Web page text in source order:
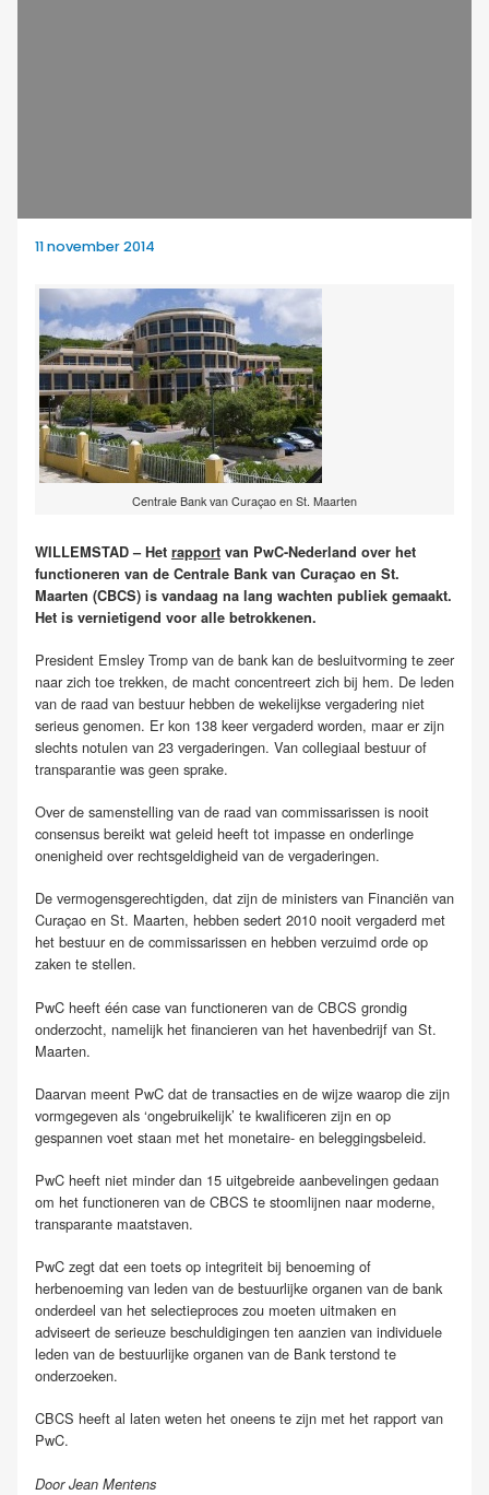
11 november 2014
Centrale Bank van Curaçao en St. Maarten
WILLEMSTAD – Het rapport van PwC-Nederland over het
functioneren van de Centrale Bank van Curaçao en St.
Maarten (CBCS) is vandaag na lang wachten publiek gemaakt.
Het is vernietigend voor alle betrokkenen.
President Emsley Tromp van de bank kan de besluitvorming te zeer
naar zich toe trekken, de macht concentreert zich bij hem. De leden
van de raad van bestuur hebben de wekelijkse vergadering niet
serieus genomen. Er kon 138 keer vergaderd worden, maar er zijn
slechts notulen van 23 vergaderingen. Van collegiaal bestuur of
transparantie was geen sprake.
Over de samenstelling van de raad van commissarissen is nooit
consensus bereikt wat geleid heeft tot impasse en onderlinge
onenigheid over rechtsgeldigheid van de vergaderingen.
De vermogensgerechtigden, dat zijn de ministers van Financiën van
Curaçao en St. Maarten, hebben sedert 2010 nooit vergaderd met
het bestuur en de commissarissen en hebben verzuimd orde op
zaken te stellen.
PwC heeft één case van functioneren van de CBCS grondig
onderzocht, namelijk het financieren van het havenbedrijf van St.
Maarten.
Daarvan meent PwC dat de transacties en de wijze waarop die zijn
vormgegeven als ‘ongebruikelijk’ te kwalificeren zijn en op
gespannen voet staan met het monetaire- en beleggingsbeleid.
PwC heeft niet minder dan 15 uitgebreide aanbevelingen gedaan
om het functioneren van de CBCS te stoomlijnen naar moderne,
transparante maatstaven.
PwC zegt dat een toets op integriteit bij benoeming of
herbenoeming van leden van de bestuurlijke organen van de bank
onderdeel van het selectieproces zou moeten uitmaken en
adviseert de serieuze beschuldigingen ten aanzien van individuele
leden van de bestuurlijke organen van de Bank terstond te
onderzoeken.
CBCS heeft al laten weten het oneens te zijn met het rapport van
PwC.
Door Jean Mentens